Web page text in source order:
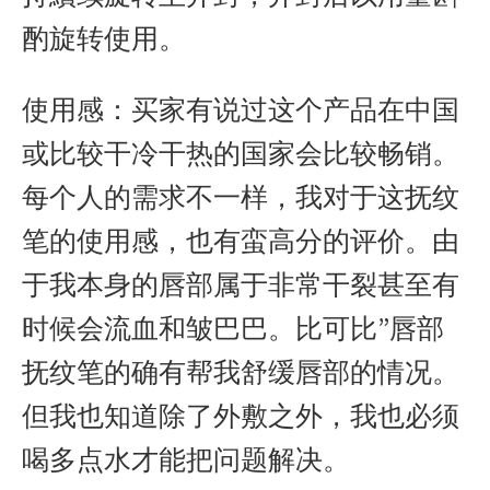
酌旋转使用。
使用感：买家有说过这个产品在中国
或比较干冷干热的国家会比较畅销。
每个人的需求不一样，我对于这抚纹
笔的使用感，也有蛮高分的评价。由
于我本身的唇部属于非常干裂甚至有
时候会流血和皱巴巴。比可比”唇部
抚纹笔的确有帮我舒缓唇部的情况。
但我也知道除了外敷之外，我也必须
喝多点水才能把问题解决。